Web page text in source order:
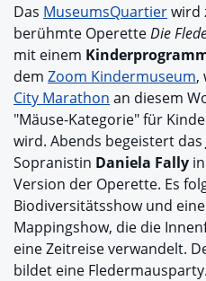
Das MuseumsQuartierwird
berühmte OperetteDie
mit einem
dem Zoom Kindermuseum,
City Marathon an diesem
"Mäuse-Kategorie" für
wird. Abends begeistert das
Sopranistin Daniela Fally
Version der Operette. Es
Biodiversitätsshow und
Mappingshow, die die
eine Zeitreise verwandelt.
bildet eine Fledermausparty.